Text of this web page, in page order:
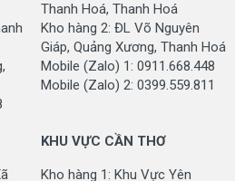
Thanh Hoá, Thanh Hoá
Kho hàng 2: ĐL Võ Nguyên
Giáp, Quảng Xương, Thanh Hoá
Mobile (Zalo) 1: 0911.668.448
Mobile (Zalo) 2: 0399.559.811
KHU VỰC CẦN THƠ
Kho hàng 1: Khu Vực Yên